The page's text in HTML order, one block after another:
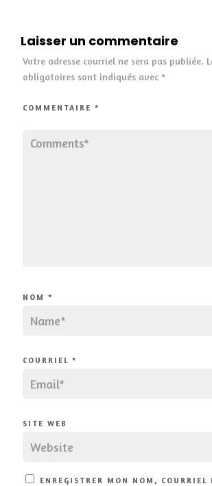
Laisser un commentaire
Votre adresse courriel ne sera pas publiée.
obligatoires sont indiqués avec *
COMMENTAIRE *
NOM *
COURRIEL *
SITE WEB
ENREGISTRER MON NOM, COURRIEL